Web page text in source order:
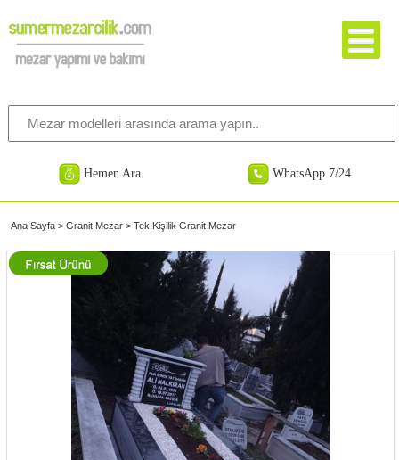
Hemen Ara WhatsApp 7/24
Ana Sayfa> Granit Mezar> Tek Kişilik Granit Mezar